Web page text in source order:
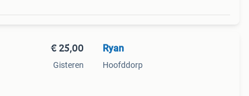
€ 25,00
Gisteren
Ryan
Hoofddorp